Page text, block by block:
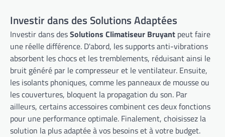
Investir dans des Solutions Adaptées
Investir dans desSolutions Climatiseur Bruyant peut faire
une réelle différence. D'abord, les supports anti-vibrations
absorbent les chocs et les tremblements, réduisant ainsi le
bruit généré par le compresseur et le ventilateur. Ensuite,
les isolants phoniques, comme les panneaux de mousse ou
les couvertures, bloquent la propagation du son. Par
ailleurs, certains accessoires combinent ces deux fonctions
pour une performance optimale. Finalement, choisissez la
solution la plus adaptée à vos besoins et à votre budget.